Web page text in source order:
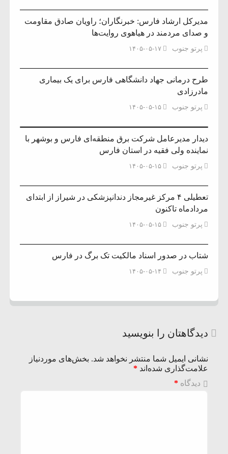
مدیرکل ارشاد فارس: خبرنگاران؛ راویان صادق مقاومت
و صدای مردمند در هیاهوی روایت‌ها
پرتو جنوب ۱۴۰۵-۰۵-۱۷
طرح درمانی جهاد دانشگاهی فارس برای یک بیماری
مادرزادی
پرتو جنوب ۱۴۰۵-۰۵-۱۵
دیدار مدیرعامل شرکت برق منطقه‌ای فارس و بوشهر با
نماینده ولی فقیه در استان فارس
پرتو جنوب ۱۴۰۵-۰۵-۱۵
تعطیلی ۴ مرکز غیرمجاز دندانپزشکی در شیراز از ابتدای
مردادماه تاکنون
پرتو جنوب ۱۴۰۵-۰۵-۱۵
شتاب در صدور اسناد مالکیت تک برگ در فارس
پرتو جنوب ۱۴۰۵-۰۵-۱۴
دیدگاهتان را بنویسید
نشانی ایمیل شما منتشر نخواهد شد. بخش‌های موردنیاز
علامت‌گذاری شده‌اند *
دیدگاه *